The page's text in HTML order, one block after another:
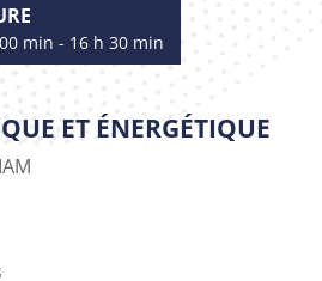
min - 16 h 30 min
ET ÉNERGÉTIQUE